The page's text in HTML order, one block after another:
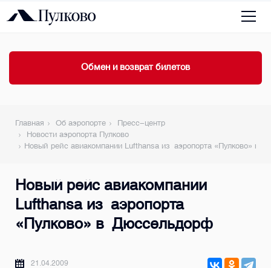
Обмен и возврат билетов
Главная Об аэропорте
Пресс-центр
Новости аэропорта Пулково
Новый рейс авиакомпании Lufthansa из аэропорта «Пулково» в
Новый рейс авиакомпании
Lufthansa из аэропорта
«Пулково» в Дюссельдорф
21.04.2009